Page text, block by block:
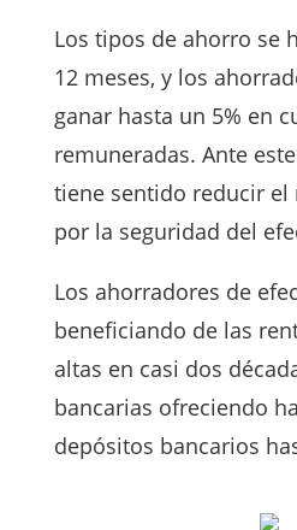
Los tipos de ahorro se
12 meses, y los
ganar hasta un 5% en
remuneradas. Ante
tiene sentido reducir el
por la seguridad del
Los ahorradores de
beneficiando de las
altas en casi dos
bancarias ofreciendo
depósitos bancarios